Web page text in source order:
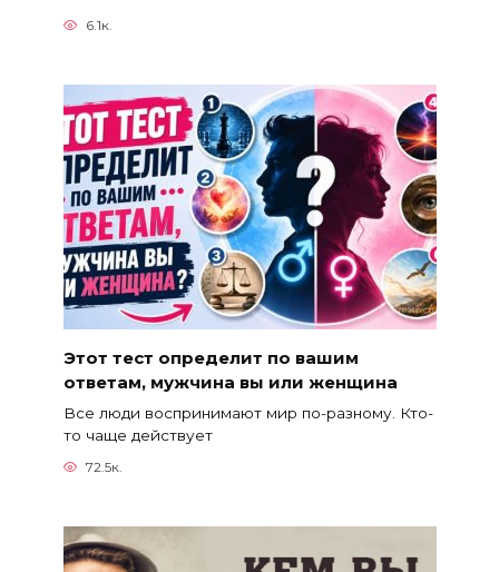
6.1к.
Этот тест определит по вашим
ответам, мужчина вы или женщина
Все люди воспринимают мир по-разному. Кто-
то чаще действует
72.5к.